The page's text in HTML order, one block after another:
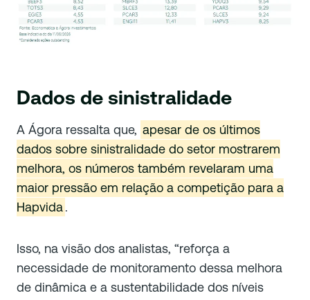
Dados de sinistralidade
A Ágora ressalta que, apesar de os últimos
dados sobre sinistralidade do setor mostrarem
melhora, os números também revelaram uma
maior pressão em relação a competição para a
Hapvida.
Isso, na visão dos analistas, “reforça a
necessidade de monitoramento dessa melhora
de dinâmica e a sustentabilidade dos níveis